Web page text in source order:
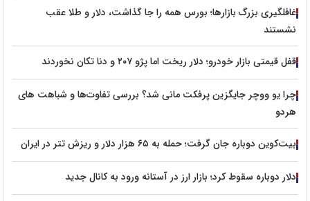
غافلگیری بزرگ بازارها؛ بورس همه را جا گذاشت، دلار و طلا عقب
نشستند
قفل قیمتی بازار خودرو؛ دلار ریخت اما پژو ۲۰۷ و دنا تکان نخوردند
چرا یو ووچر جایگزین پرفکت مانی شد؟ بررسی تفاوت‌ها و شباهت های
هردو
بیت‌کوین دوباره جان گرفت؛ حمله به ۶۵ هزار دلار و ریزش تتر در ایران
دلار دوباره سقوط کرد؛ بازار ارز در آستانه ورود به کانال جدید